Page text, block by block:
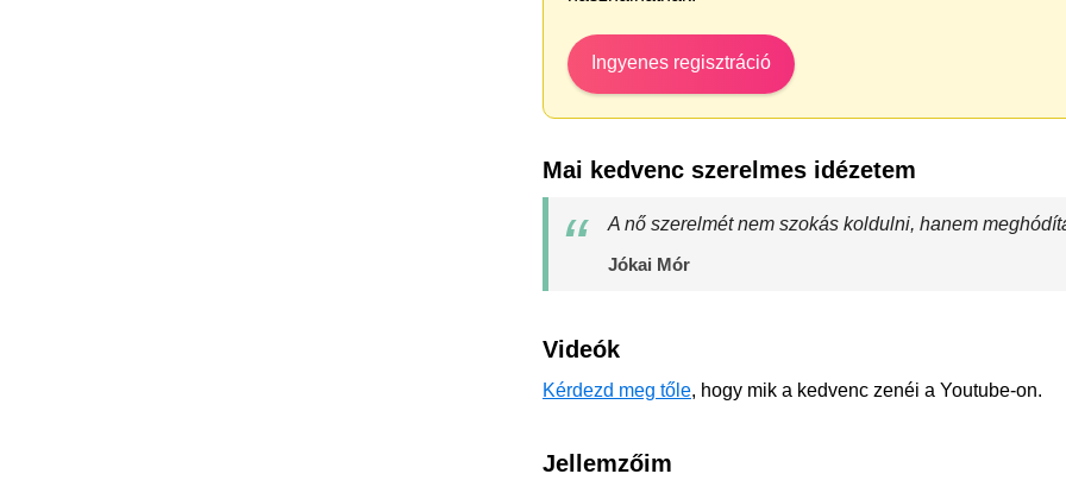
Ingyenes regisztráció
Mai kedvenc szerelmes idézetem
A nő szerelmét nem szokás koldulni, hanem
Jókai Mór
Videók
Kérdezd meg tőle, hogy mik a kedvenc zenéi a Youtube-on.
Jellemzőim